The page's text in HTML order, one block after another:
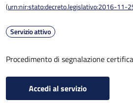
(urn:nir:stato:decreto.legislativo:2016-11-
Servizio attivo
Procedimento di segnalazione
Accedi al servizio